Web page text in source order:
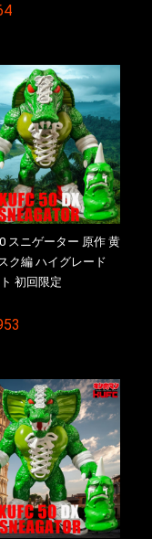
ジェクト】対象商品
スニゲーター 原作 黄
ク編 ハイグレード
初回限定